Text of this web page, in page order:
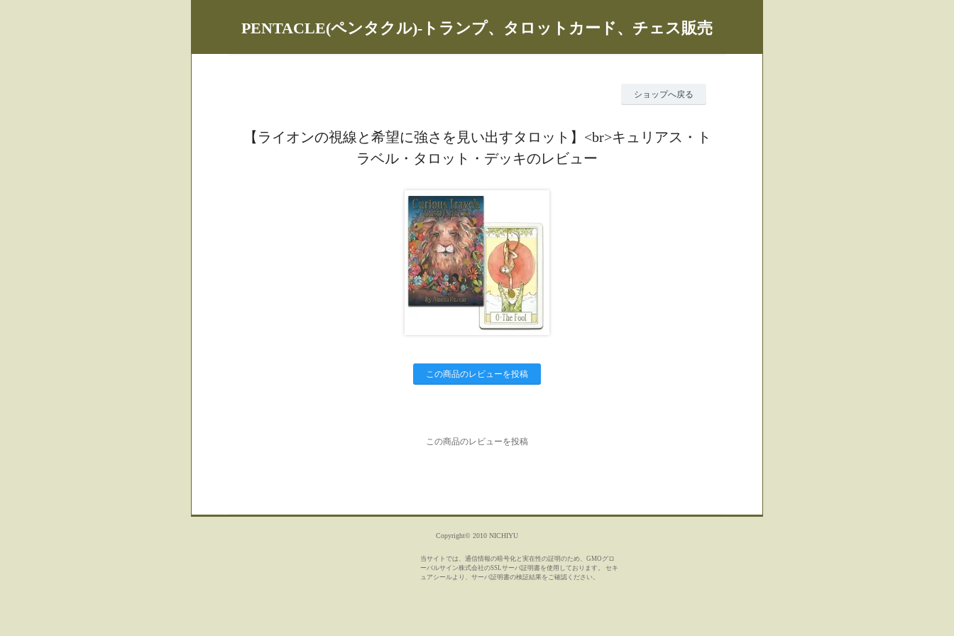
PENTACLE(ペンタクル)-トランプ、タロットカード、チェス販売
ショップへ戻る
【ライオンの視線と希望に強さを見い出すタロット】<br>キュリアス・ト
ラベル・タロット・デッキのレビュー
この商品のレビューを投稿
この商品のレビューを投稿
Copyright© 2010 NICHIYU
当サイトでは、通信情報の暗号化と実在性の証明のため、GMOグロ
ーバルサイン株式会社のSSLサーバ証明書を使用しております。 セキ
ュアシールより、サーバ証明書の検証結果をご確認ください。